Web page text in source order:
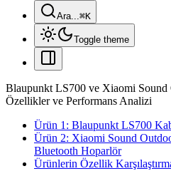
Ara...⌘K
Toggle theme
Blaupunkt LS700 ve Xiaomi Sound
Özellikler ve Performans Analizi
Ürün 1: Blaupunkt LS700
Ürün 2: Xiaomi Sound
Bluetooth Hoparlör
Ürünlerin Özellik